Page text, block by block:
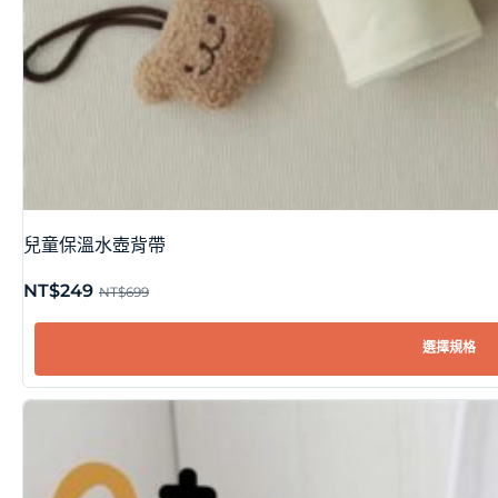
兒童保溫水壺背帶
NT$699
NT$249
選擇規格